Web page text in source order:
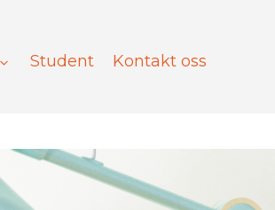
Student
Kontakt oss